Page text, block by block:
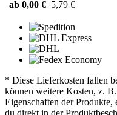
ab 0,00 € 5,79 €
* Diese Lieferkosten fallen
können weitere Kosten, z.
Eigenschaften der